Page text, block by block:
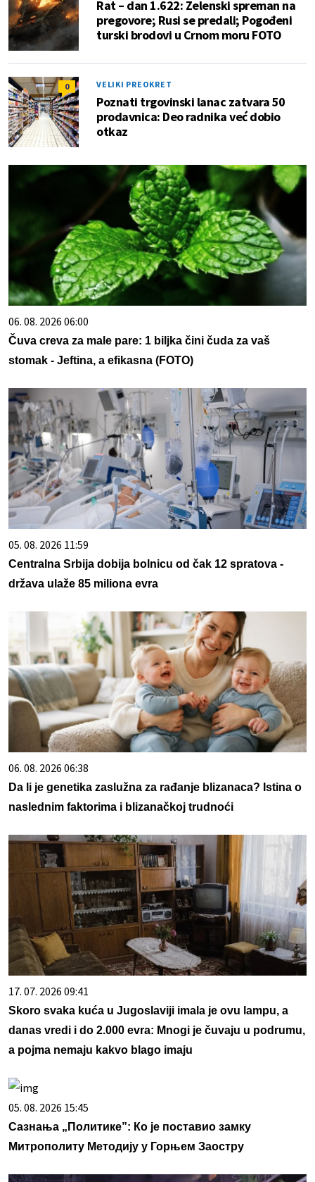
Rat – dan 1.622: Zelenski spreman na
pregovore; Rusi se predali; Pogođeni
turski brodovi u Crnom moru FOTO
0 VELIKI PREOKRET
Poznati trgovinski lanac zatvara 50
prodavnica: Deo radnika već dobio
otkaz
06. 08. 2026 06:00
Čuva creva za male pare: 1 biljka čini čuda za vaš
stomak - Jeftina, a efikasna (FOTO)
05. 08. 2026 11:59
Centralna Srbija dobija bolnicu od čak 12 spratova -
država ulaže 85 miliona evra
06. 08. 2026 06:38
Da li je genetika zaslužna za rađanje blizanaca? Istina o
naslednim faktorima i blizanačkoj trudnoći
17. 07. 2026 09:41
Skoro svaka kuća u Jugoslaviji imala je ovu lampu, a
danas vredi i do 2.000 evra: Mnogi je čuvaju u podrumu,
a pojma nemaju kakvo blago imaju
05. 08. 2026 15:45
Сазнања „Политике”: Ко је поставио замку
Митрополиту Методију у Горњем Заостру